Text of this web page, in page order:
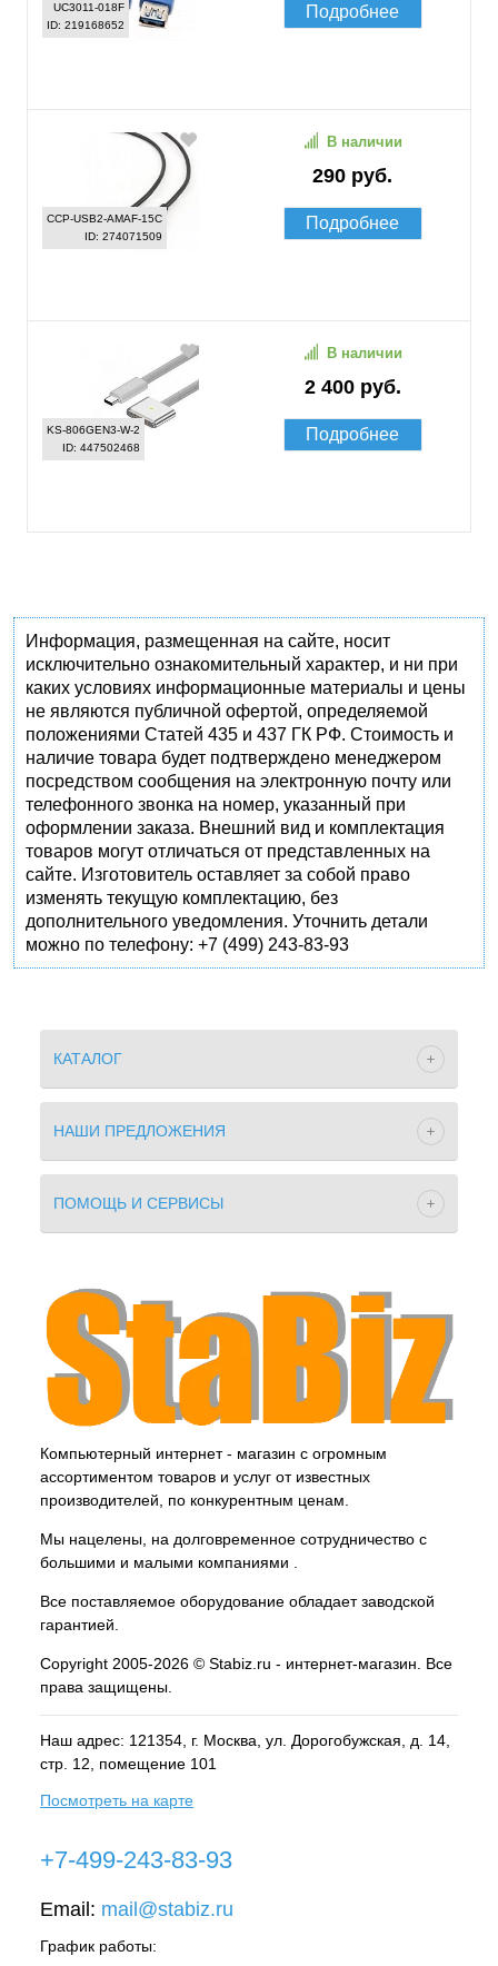
UC3011-018F
ID: 219168652
Подробнее
CCP-USB2-AMAF-15C
ID: 274071509
290 руб.
В наличии
Подробнее
KS-806GEN3-W-2
ID: 447502468
2 400 руб.
В наличии
Подробнее
Информация, размещенная на сайте, носит
исключительно ознакомительный характер, и ни при
каких условиях информационные материалы и цены
не являются публичной офертой, определяемой
положениями Статей 435 и 437 ГК РФ. Стоимость и
наличие товара будет подтверждено менеджером
посредством сообщения на электронную почту или
телефонного звонка на номер, указанный при
оформлении заказа. Внешний вид и комплектация
товаров могут отличаться от представленных на
сайте. Изготовитель оставляет за собой право
изменять текущую комплектацию, без
дополнительного уведомления. Уточнить детали
можно по телефону: +7 (499) 243-83-93
КАТАЛОГ
НАШИ ПРЕДЛОЖЕНИЯ
ПОМОЩЬ И СЕРВИСЫ
Компьютерный интернет - магазин с огромным
ассортиментом товаров и услуг от известных
производителей, по конкурентным ценам.
Мы нацелены, на долговременное сотрудничество с
большими и малыми компаниями .
Все поставляемое оборудование обладает заводской
гарантией.
Copyright 2005-2026 © Stabiz.ru - интернет-магазин. Все
права защищены.
Наш адрес: 121354, г. Москва , ул. Дорогобужская, д. 14,
стр. 12, помещение 101
Посмотреть на карте
+7-499-243-83-93
Email: mail@stabiz.ru
График работы: